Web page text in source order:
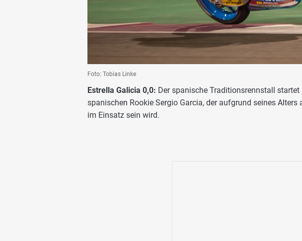
Foto: Tobias Linke
Estrella Galicia 0,0: Der spanische Traditionsrennstall
spanischen Rookie Sergio Garcia, der aufgrund seines Alters
im Einsatz sein wird.